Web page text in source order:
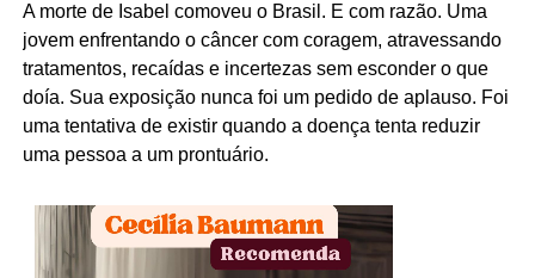
A morte de Isabel comoveu o Brasil. E com razão. Uma
jovem enfrentando o câncer com coragem, atravessando
tratamentos, recaídas e incertezas sem esconder o que
doía. Sua exposição nunca foi um pedido de aplauso. Foi
uma tentativa de existir quando a doença tenta reduzir
uma pessoa a um prontuário.